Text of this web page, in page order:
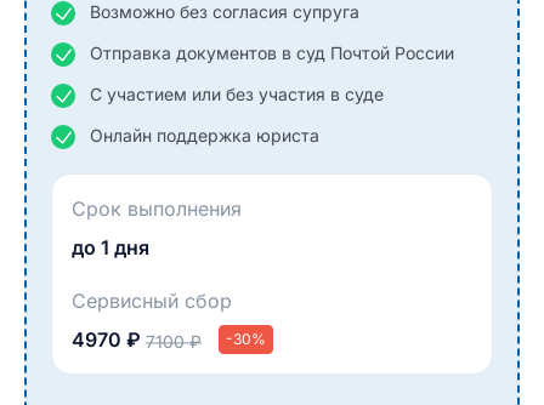
Возможно без согласия супруга
Отправка документов в суд Почтой России
С участием или без участия в суде
Онлайн поддержка юриста
Срок выполнения
до 1 дня
Сервисный сбор
4970 ₽ 7100 ₽ -30%